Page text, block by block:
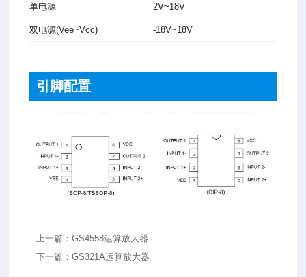
单电源 2V~18V
双电源(Vee~Vcc) -18V~18V
引脚配置
上一篇：GS4558运算放大器
下一篇：GS321A运算放大器